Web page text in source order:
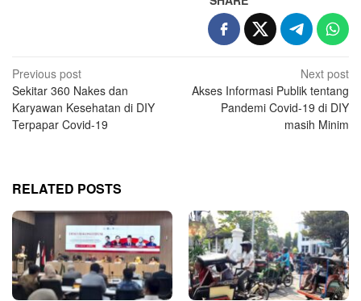
Post
navigation
Previous post
Sekitar 360 Nakes dan
Karyawan Kesehatan di DIY
Terpapar Covid-19
Next post
Akses Informasi Publik tentang
Pandemi Covid-19 di DIY
masih Minim
RELATED POSTS